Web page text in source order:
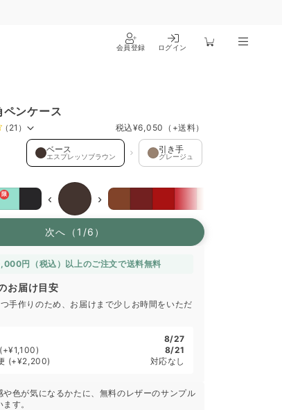
会員登録 ログイン
ベース
エスプレッソブラウン
引き手
グレージュ
限 ‹ ›
ペンケース
（21） 税込¥6,050 （+送料）
次へ（1/6）
円（税込）以上のご注文で送料無料
お届け目安
手作りのため、お届けまで少しお時間をいただ
8/27
(+¥1,100)
8/21
(+¥2,200) 対応なし
や色が気になるかたに、無料のレザーのサンプル
す。